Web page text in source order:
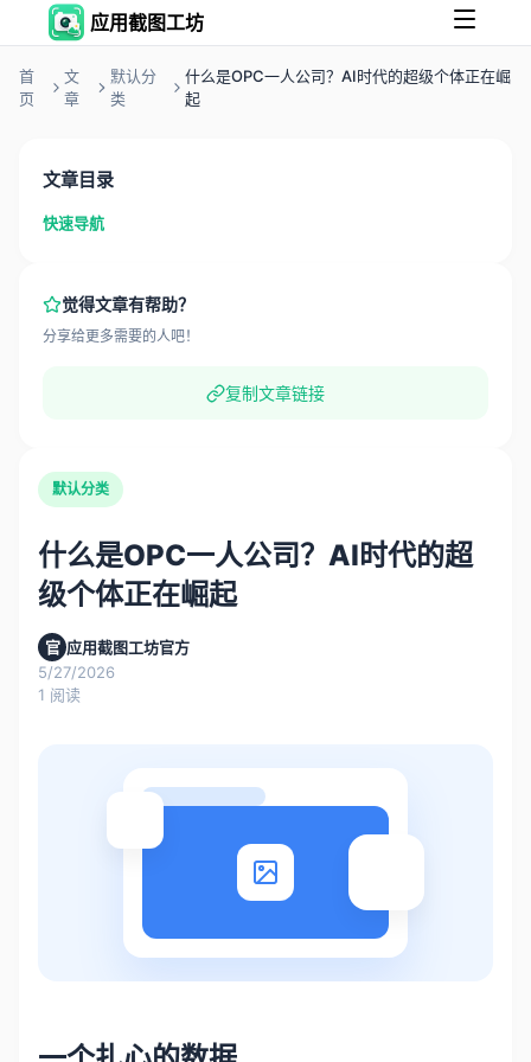
应用截图工坊
首
页
文
章
默认分
类
什么是OPC一人公司？AI时代的超级个体正在崛
起
文章目录
快速导航
觉得文章有帮助？
分享给更多需要的人吧！
复制文章链接
默认分类
什么是OPC一人公司？AI时代的超
级个体正在崛起
官 应用截图工坊官方
5/27/2026
1 阅读